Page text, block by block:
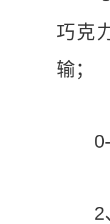
巧克
输；
0-
2、